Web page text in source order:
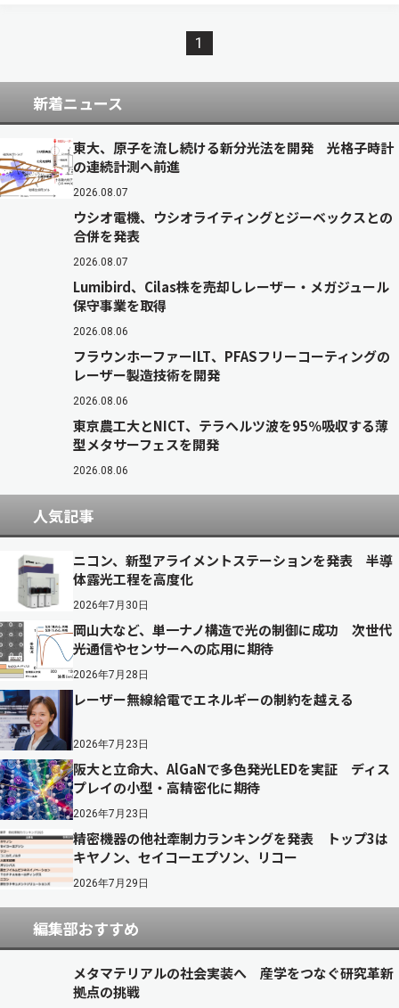
1
新着ニュース
東大、原子を流し続ける新分光法を開発 光格子時計
の連続計測へ前進
2026.08.07
ウシオ電機、ウシオライティングとジーベックスとの
合併を発表
2026.08.07
Lumibird、Cilas株を売却しレーザー・メガジュール
保守事業を取得
2026.08.06
フラウンホーファーILT、PFASフリーコーティングの
レーザー製造技術を開発
2026.08.06
東京農工大とNICT、テラヘルツ波を95％吸収する薄
型メタサーフェスを開発
2026.08.06
人気記事
ニコン、新型アライメントステーションを発表 半導
体露光工程を高度化
2026年7月30日
岡山大など、単一ナノ構造で光の制御に成功 次世代
光通信やセンサーへの応用に期待
2026年7月28日
レーザー無線給電でエネルギーの制約を越える
2026年7月23日
阪大と立命大、AlGaNで多色発光LEDを実証 ディス
プレイの小型・高精密化に期待
2026年7月23日
精密機器の他社牽制力ランキングを発表 トップ3は
キヤノン、セイコーエプソン、リコー
2026年7月29日
編集部おすすめ
メタマテリアルの社会実装へ 産学をつなぐ研究革新
拠点の挑戦